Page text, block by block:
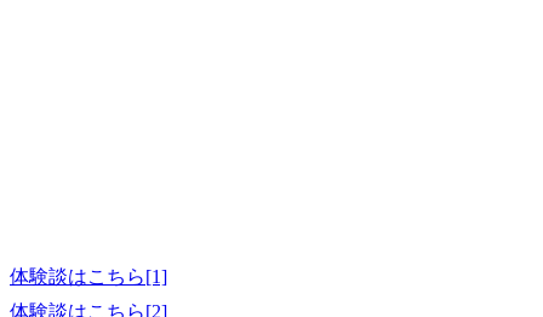
体験談はこちら[1]
体験談はこちら[2]